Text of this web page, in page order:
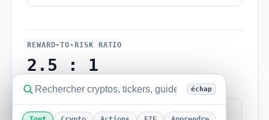
échap
REWARD-TO-RISK RATIO
2.5 : 1
Reward exceeds risk on this setup
RISK PER UNIT REWARD PER UNIT